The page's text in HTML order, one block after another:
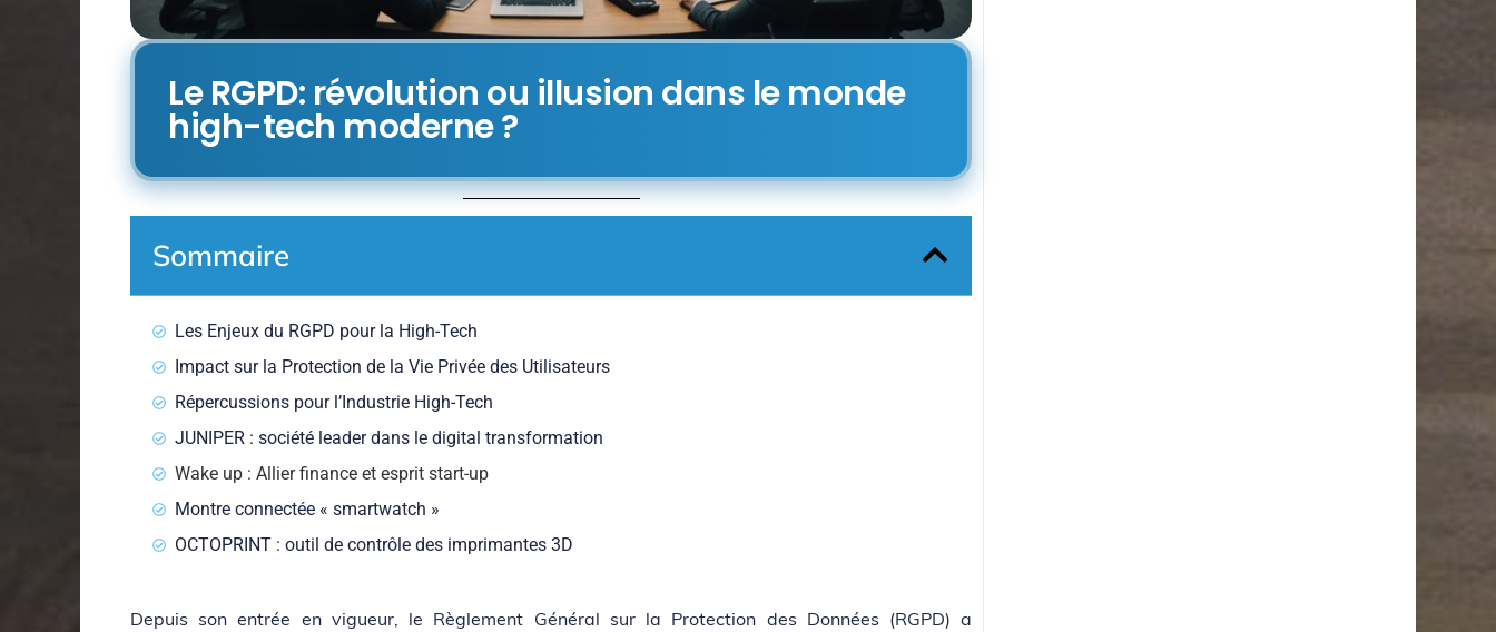
Le RGPD: révolution ou illusion dans le monde
high-tech moderne ?
Sommaire
Les Enjeux du RGPD pour la High-Tech
Impact sur la Protection de la Vie Privée des Utilisateurs
Répercussions pour l’Industrie High-Tech
JUNIPER : société leader dans le digital transformation
Wake up : Allier finance et esprit start-up
Montre connectée « smartwatch »
OCTOPRINT : outil de contrôle des imprimantes 3D
Depuis son entrée en vigueur, le Règlement Général sur la Protection des Données (RGPD) a